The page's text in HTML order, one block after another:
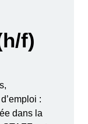
f)
:
dans la